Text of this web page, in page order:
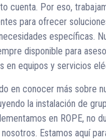
cuenta. Por eso,
para ofrecer
específicas.
disponible para
en equipos y servicios
en conocer más sobre
la instalación de
en ROPE, no
Estamos aquí